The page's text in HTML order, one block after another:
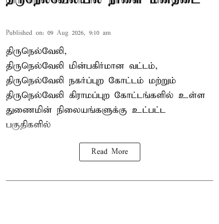
Published on: 09 Aug 2026, 9:10 am
திருநெல்வேலி,
திருநெல்வேலி மின்பகிர்மான வட்டம்,
திருநெல்வேலி நகர்ப்புற கோட்டம் மற்றும்
திருநெல்வேலி கிராமப்புற கோட்டங்களில் உள்ள
துணைமின் நிலையங்களுக்கு உட்பட்ட
பகுதிகளில்
Read More